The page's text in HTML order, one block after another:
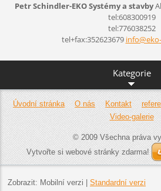
Petr Schindler-EKO Systémy a stavby
tel:608300919
tel:776038252
tel+fax:352623679 info@eko
Kategorie
Úvodní stránka O nás Kontakt
Video-galerie
© 2009 Všechna práva
Vytvořte si webové stránky zdarma!
Zobrazit: Mobilní verzi Standardní verzi